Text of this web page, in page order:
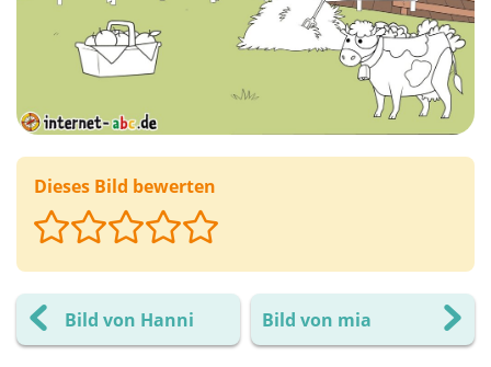
Dieses Bild bewerten
Bild von Hanni Bild von mia